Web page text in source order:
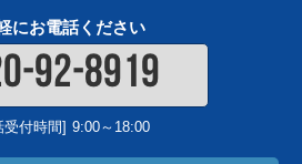
にお電話ください
92-8919
受付時間] 9:00～18:00